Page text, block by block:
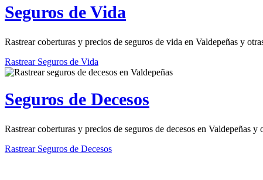
Seguros de Vida
Rastrear coberturas y precios de seguros de vida en Valdepeñas y
Rastrear Seguros de Vida
Seguros de Decesos
Rastrear coberturas y precios de seguros de decesos en Valdepeñas y
Rastrear Seguros de Decesos